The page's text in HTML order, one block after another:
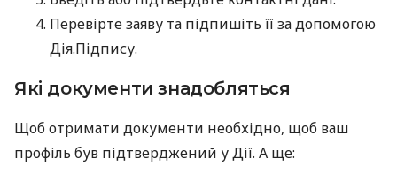
Перевірте заяву та підпишіть її за допомогою
Дія.Підпису.
Які документи знадобляться
Щоб отримати документи необхідно, щоб ваш
профіль був підтверджений у Дії. А ще: